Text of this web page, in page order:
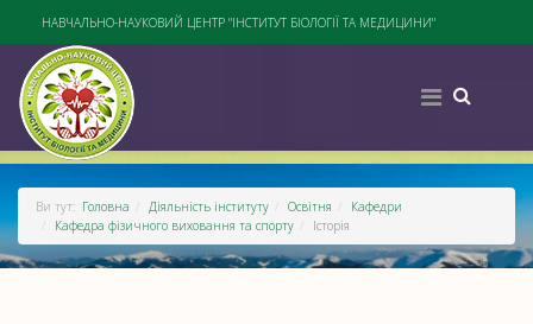
НАВЧАЛЬНО-НАУКОВИЙ ЦЕНТР "ІНСТИТУТ БІОЛОГІЇ ТА МЕДИЦИНИ"
Ви тут: Головна Діяльність інституту Освітня
Кафедри
Кафедра фізичного виховання та спорту
Історія